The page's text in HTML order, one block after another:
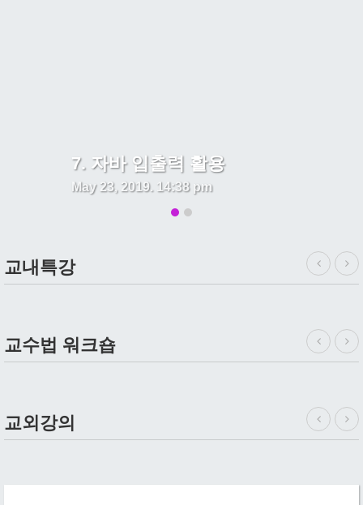
7. 자바 입출력 활용
May 23, 2019. 14:38 pm
교내특강
교수법 워크숍
교외강의